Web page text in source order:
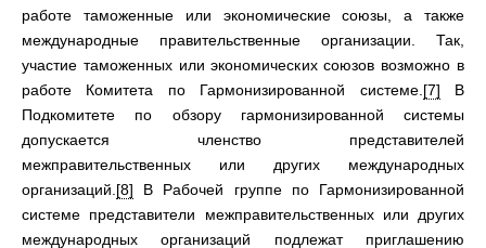
работе таможенные или экономические союзы, а также
международные правительственные организации. Так,
участие таможенных или экономических союзов возможно в
работе Комитета по Гармонизированной системе. [7] В
Подкомитете по обзору гармонизированной системы
допускается членство представителей
межправительственных или других международных
организаций. [8] В Рабочей группе по Гармонизированной
системе представители межправительственных или других
международных организаций подлежат приглашению